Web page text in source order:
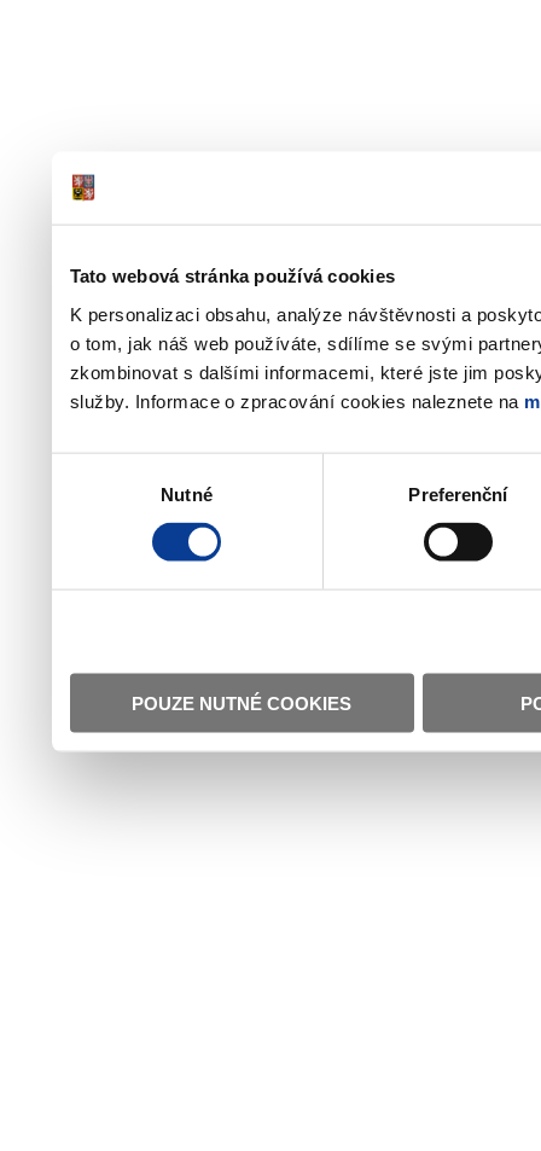
Tato webová stránka používá cookies
K personalizaci obsahu, analýze návštěvnosti a
o tom, jak náš web používáte, sdílíme se svými
zkombinovat s dalšími informacemi, které jste jim
služby. Informace o zpracování cookies naleznete na
Nutné Preferenční
POUZE NUTNÉ COOKIES